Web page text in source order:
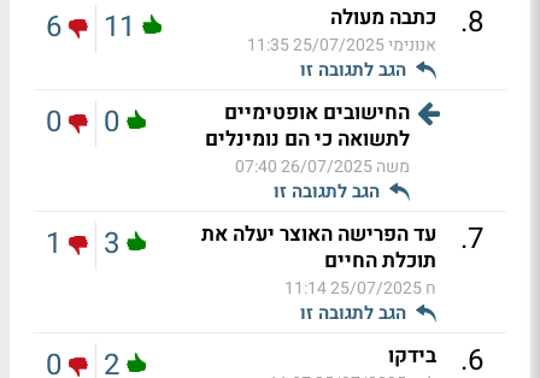
8
. כתבה מעולה
אנונימי25/07/2025 11:35
הגב לתגובה זו
11
6
החישובים אופטימיים
לתשואה כי הם נומינלים
משה26/07/2025 07:40
הגב לתגובה זו
0
0
7
.
עד הפרישה האוצר יעלה את
תוכלת החיים
ח25/07/2025 11:14
הגב לתגובה זו
3
1
6
. בידקו 2
0